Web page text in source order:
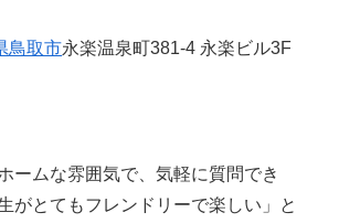
鳥取市永楽温泉町381-4 永楽ビル3F
ームな雰囲気で、気軽に質問でき
がとてもフレンドリーで楽しい」と